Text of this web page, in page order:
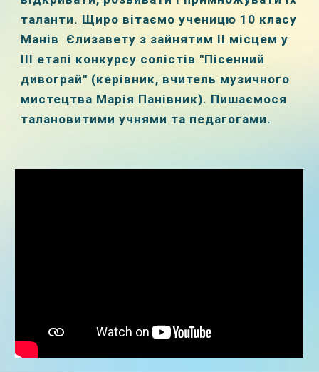
таланти. Щиро вітаємо ученицю 10 класу
Манів Єлизавету з зайнятим ІІ місцем у
ІІІ етапі конкурсу солістів "Пісенний
дивограй" (керівник, вчитель музичного
мистецтва Марія Панівник). Пишаємося
талановитими учнями та педагогами.